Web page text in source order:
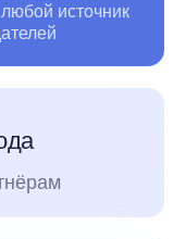
источник